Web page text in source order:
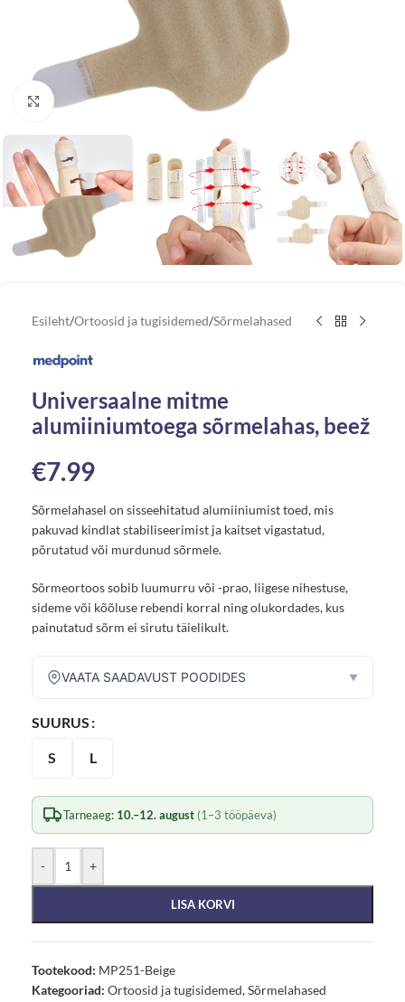
Vaata suuremat pilti
Esileht/Ortoosid ja tugisidemed/Sõrmelahased
Universaalne mitme
alumiiniumtoega sõrmelahas, beež
€7.99
Sõrmelahasel on sisseehitatud alumiiniumist toed, mis
pakuvad kindlat stabiliseerimist ja kaitset vigastatud,
põrutatud või murdunud sõrmele.
Sõrmeortoos sobib luumurru või -prao, liigese nihestuse,
sideme või kõõluse rebendi korral ning olukordades, kus
painutatud sõrm ei sirutu täielikult.
VAATA SAADAVUST POODIDES ▼
SUURUS
S L
Tarneaeg: 10.–12. august (1–3 tööpäeva)
- +
LISA KORVI
Tootekood: MP251-Beige
Kategooriad: Ortoosid ja tugisidemed,Sõrmelahased